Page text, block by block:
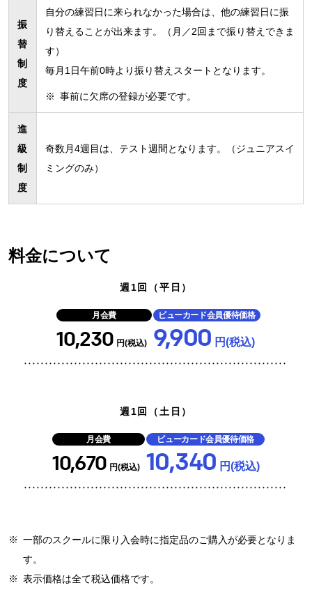
振
替
制
度
自分の練習日に来られなかった場合は、他の練習日に振
り替えることが出来ます。（月／2回まで振り替えできま
す）
毎月1日午前0時より振り替えスタートとなります。
※ 事前に欠席の登録が必要です。
進
級
制
度
奇数月4週目は、テスト週間となります。（ジュニアスイ
ミングのみ）
料金について
週1回（平日）
月会費
10,230 円(税込)
ビューカード会員優待価格
9,900 円(税込)
週1回（土日）
月会費
10,670 円(税込)
ビューカード会員優待価格
10,340 円(税込)
※ 一部のスクールに限り入会時に指定品のご購入が必要となりま
す。
※ 表示価格は全て税込価格です。